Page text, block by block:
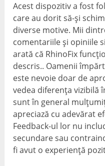
Acest dispozitiv a fost
care au dorit să-și
diverse motive. Mii
comentariile și opiniile
arată că RhinoFix
descris.. Oamenii
este nevoie doar de
vedea diferența vizibilă
sunt în general
apreciază cu adevărat
Feedback-ul lor nu
secundare sau
fi avut o experiență